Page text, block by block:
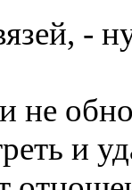
-
не
и